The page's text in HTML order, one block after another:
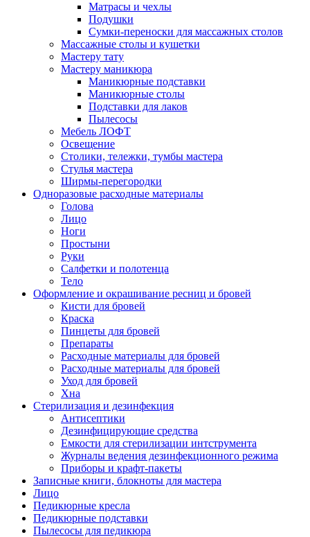
Матрасы и чехлы
Подушки
Сумки-переноски для массажных столов
Массажные столы и кушетки
Мастеру тату
Мастеру маникюра
Маникюрные подставки
Маникюрные столы
Подставки для лаков
Пылесосы
Мебель ЛОФТ
Освещение
Столики, тележки, тумбы мастера
Стулья мастера
Ширмы-перегородки
Одноразовые расходные материалы
Голова
Лицо
Ноги
Простыни
Руки
Салфетки и полотенца
Тело
Оформление и окрашивание ресниц и бровей
Кисти для бровей
Краска
Пинцеты для бровей
Препараты
Расходные материалы для бровей
Расходные материалы для бровей
Уход для бровей
Хна
Стерилизация и дезинфекция
Антисептики
Дезинфицирующие средства
Емкости для стерилизации интструмента
Журналы ведения дезинфекционного режима
Приборы и крафт-пакеты
Записные книги, блокноты для мастера
Лицо
Педикюрные кресла
Педикюрные подставки
Пылесосы для педикюра